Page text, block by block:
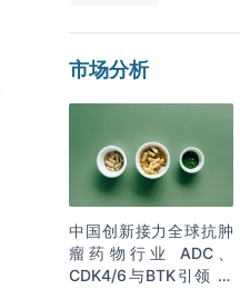
市场分析
中国创新接力全球抗肿
瘤药物行业 ADC、
CDK4/6与BTK引领 医